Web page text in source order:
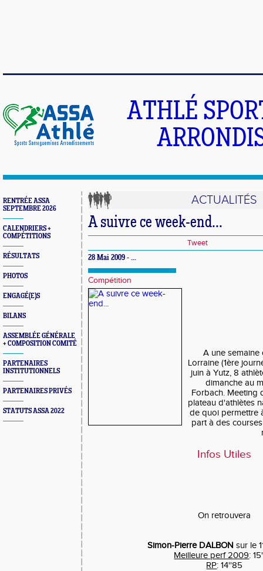
ATHLÉ
RENTRÉE ASSA
SEPTEMBRE 2026
CALENDRIERS +
COMPÉTITIONS
RÉSULTATS
PHOTOS
ENGAGÉ(E)S
BILANS
ASSEMBLÉE GÉNÉRALE
+ COMPOSITION COMITÉ
PARTENAIRES
INSTITUTIONNELS
PARTENAIRES PRIVÉS
STATUTS ASSA 2022
ACTUALITÉS
A suivre ce week-end...
Tweet
28 Mai 2009 - ...
Compétition
A une
Lorraine (1ère
juin à Yutz, 8
dimanche au
Forbach. Meeting
plateau d'athlètes
de quoi permettre
part à des
Infos Utiles
On retrouvera
Simon-Pierre DALBON sur le
Meilleure perf 2009:
RP: 14''85